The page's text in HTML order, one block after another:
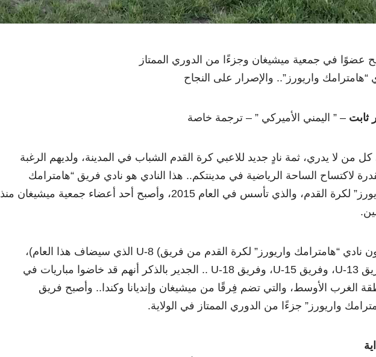
عضوًا في جمعية ميشيغان وجزءًا من الدوري الممتاز
“هامترامك واريورز”.. والإصرار على النجاح
ثابت – ” اليمني الأميركي ” – ترجمة خاصة
كل من لا يدري، ثمة نادٍ جديد للاعبي كرة القدم الشباب في المدينة، ولديهم الرغبة
لاكتساح الساحة الرياضية في مدينتكم.. هذا النادي هو نادي فريق “هامترامك
واريورز” لكرة القدم، والذي تأسس في العام 2015، وأصبح أحد أعضاء جمعية ميشيغان منذ
يتكون نادي “هامترامك واريورز” لكرة القدم من فريق) U-8 الذي سيضاف هذا العام)،
وفريق U-13، وفريق U-15، وفريق U-18 .. الجدير بالذكر أنهم قد خاضوا مباريات في
الغرب الأوسط، والتي تضم فِرقًا من ميشيغان وإنديانا وكندا.. وأصبح فريق
واريورز” جزءًا من الدوري الممتاز في الولاية.